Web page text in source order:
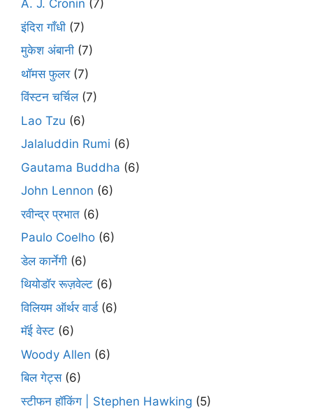
A. J. Cronin (7)
इंदिरा गाँधी (7)
मुकेश अंबानी (7)
थॉमस फुलर(7)
विंस्टन चर्चिल(7)
Lao Tzu (6)
Jalaluddin Rumi (6)
Gautama Buddha (6)
John Lennon (6)
रवीन्द्र प्रभात (6)
Paulo Coelho (6)
डेल कार्नेगी (6)
थियोडॉर रूज़वेल्ट (6)
विलियम ऑर्थर वार्ड(6)
मॅई वेस्ट (6)
Woody Allen (6)
बिल गेट्स(6)
स्टीफन हॉकिंग | Stephen Hawking (5)